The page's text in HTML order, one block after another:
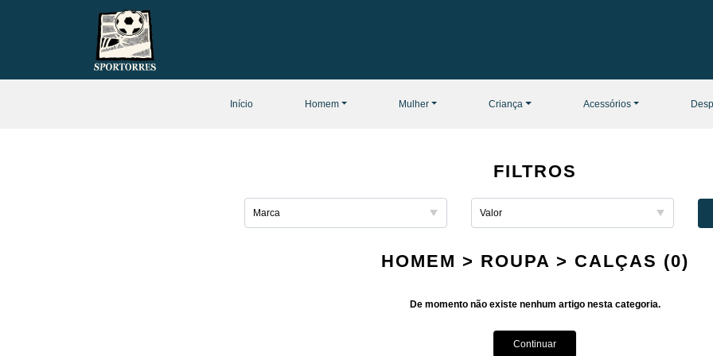
Início Homem Mulher Criança Acessórios
FILTROS
HOMEM > ROUPA > CALÇAS (0)
De momento não existe nenhum artigo nesta categoria.
Continuar